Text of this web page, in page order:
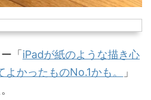
「iPadが紙のような描き心
かったものNo.1かも。
」